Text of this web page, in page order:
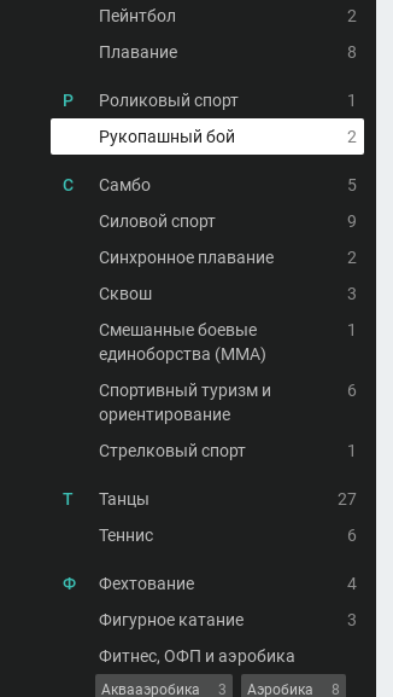
Пейнтбол
2
Плавание
8
Р Роликовый спорт
1
Рукопашный бой
2
С Самбо
5
Силовой спорт
9
Синхронное плавание
2
Сквош
3
Смешанные боевые
единоборства (MMA)
1
Спортивный туризм и
ориентирование
6
Стрелковый спорт 1
Т Танцы
27
Теннис
6
Ф Фехтование
4
Фигурное катание
3
Фитнес, ОФП и аэробика
Аквааэробика 3 Аэробика 8